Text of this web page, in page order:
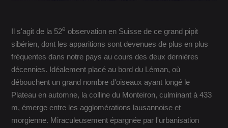
Il s'agit de la 52e observation en Suisse de ce grand pipit
sibérien, dont les apparitions sont devenues de plus en plus
fréquentes dans notre pays au cours des deux dernières
décennies. Idéalement placé au bord du Léman, où
débouchent un grand nombre d'oiseaux ayant longé le
Plateau en automne, la colline du Monteiron, culminant à 433
m, émerge entre les agglomérations lausannoise et
morgienne. Miraculeusement épargnée par l'urbanisation